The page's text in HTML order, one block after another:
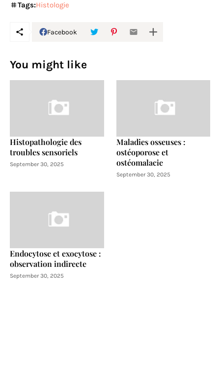
Tags:Histologie
Facebook
You might like
Histopathologie des
troubles sensoriels
September 30, 2025
Maladies osseuses :
ostéoporose et
ostéomalacie
September 30, 2025
Endocytose et exocytose :
observation indirecte
September 30, 2025